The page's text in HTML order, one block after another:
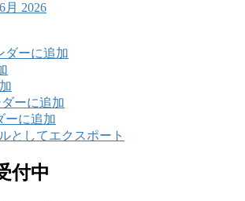
6月 2026
ダーに追加
ーに追加
ーに追加
としてエクスポート
付中